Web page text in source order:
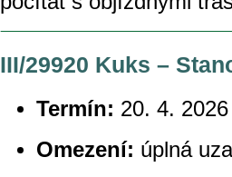
III/29920 Kuks –
Termín: 20. 4.
Omezení: úplná